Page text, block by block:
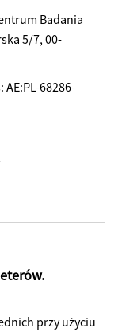
Badania
5/7, 00-
AE:PL-68286-
przy użyciu